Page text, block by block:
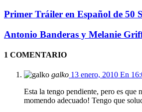
Primer Tráiler en Español de 50
Antonio Banderas y Melanie
1 COMENTARIO
galko 13 enero, 2010 En
Esta la tengo pendiente, pero es que
momendo adecuado! Tengo que